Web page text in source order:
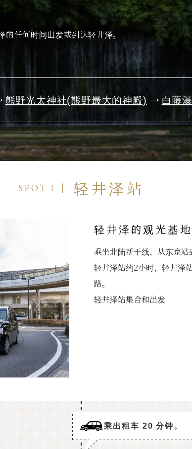
访问 手册
旅游咨询中心
关于旅游协会
任何时间出发或到达轻井泽。
熊野光太神社(熊野最大的神殿) 白藤
SPOT 1 轻井泽站
轻井泽的观光基地
乘坐北陆新干线，从东京
轻井泽站约2小时，轻井泽
路。
轻井泽站集合和出发
乘出租车 20 分钟。